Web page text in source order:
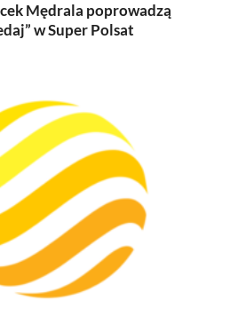
Mędrala poprowadzą
w Super Polsat